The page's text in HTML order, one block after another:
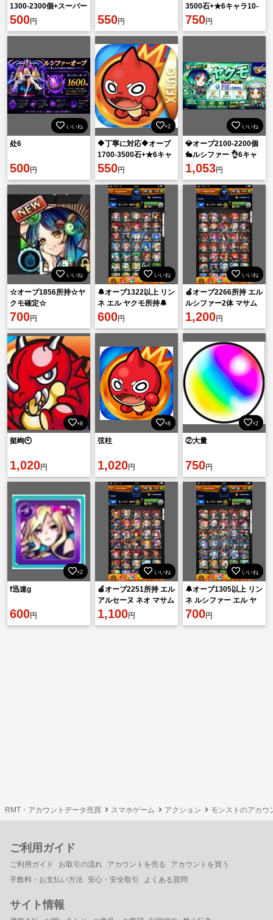
1300-2300個+スーパー
レア6★【10-30個】
+6★4★
500円 550円
3500石+★6キャラ10-
35体[大量資源持ち] 初
期垢在庫あり
750円
いいね
处6
500円
×2
🔶丁寧に対応🔶オーブ
1700-3500石+★6キャ
ラ10-35体[大量資源持
ち] 初期垢
550円
いいね
💎オーブ2100-2200個
🐇ルシファー 👌6キャ
ラ10～35体 💥初期アカ
ウント ☀️i
1,053円
いいね
☆オーブ1856所持☆ヤ
クモ確定☆
700円
いいね
🔔オーブ1322以上 リン
ネ エル ヤクモ所持🔔
600円
いいね
🍎オーブ2266所持 エル
ルシファー2体 マサム
ネ2体 ネオ2体🍎
1,200円
×8
挺峋🕙
1,020円
×8
弦柱
1,020円
×2
②大量
750円
×2
f迅速g
600円
いいね
🍎オーブ2251所持 エル
アルセーヌ ネオ マサム
ネ2体🍎
1,100円
いいね
🔔オーブ1305以上 リン
ネ ルシファー エル ヤ
クモ所持🔔
700円
RMT・アカウントデータ売買 スマホゲーム アクション モンストのアカウ
ご利用ガイド
ご利用ガイド お取引の流れ アカウントを売る
アカウントを買う
手数料・お支払い方法 安心・安全取引 よくある質問
サイト情報